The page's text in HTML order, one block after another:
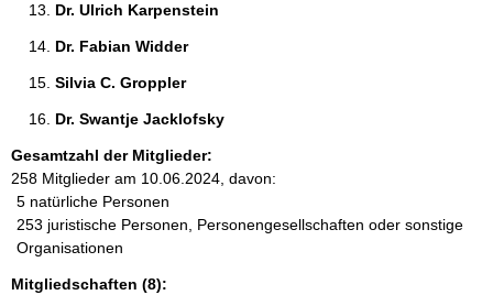
Dr. Ulrich Karpenstein
Dr. Fabian Widder
Silvia C. Groppler
Dr. Swantje Jacklofsky
Gesamtzahl der Mitglieder:
258 Mitglieder am 10.06.2024, davon:
5 natürliche Personen
253 juristische Personen, Personengesellschaften oder sonstige
Organisationen
Mitgliedschaften (8):